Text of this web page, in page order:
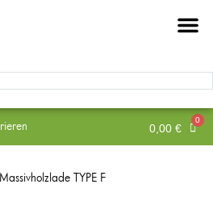
0,00 €
Massivholzlade TYPE F